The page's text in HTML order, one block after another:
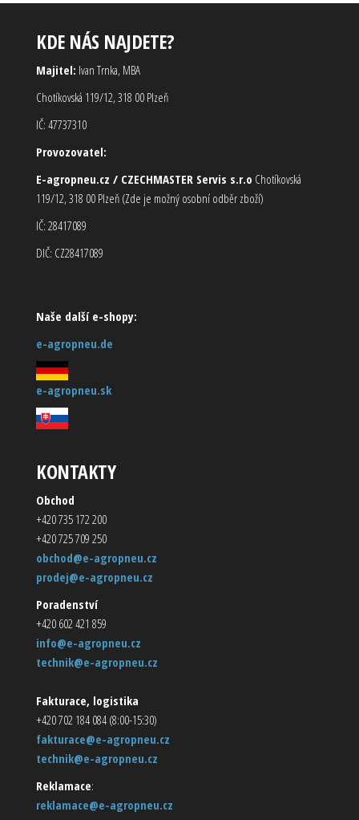
KDE NÁS NAJDETE?
Majitel: Ivan Trnka, MBA
Chotíkovská 119/12, 318 00 Plzeň
IČ: 47737310
Provozovatel:
E-agropneu.cz / CZECHMASTER Servis s.r.o Chotíkovská
119/12, 318 00 Plzeň (Zde je možný osobní odběr zboží)
IČ: 28417089
DIČ: CZ28417089
Naše další e-shopy:
e-agropneu.de
e-agropneu.sk
KONTAKTY
Obchod
+420 735 172 200
+420 725 709 250
obchod@e-agropneu.cz
prodej@e-agropneu.cz
Poradenství
+420 602 421 859
info@e-agropneu.cz
technik@e-agropneu.cz
Fakturace, logistika
+420 702 184 084 (8:00-15:30)
fakturace@e-agropneu.cz
technik@e-agropneu.cz
Reklamace:
reklamace@e-agropneu.cz